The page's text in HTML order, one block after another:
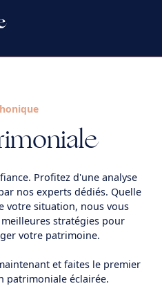
Profitez d'une analyse
nos experts dédiés. Quelle
votre situation, nous vous
stratégies pour
votre patrimoine.
et faites le premier
patrimoniale éclairée.